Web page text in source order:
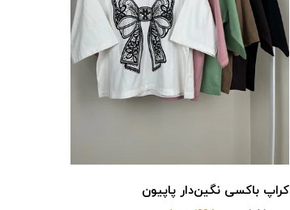
کراپ باکسی نگین‌دار پاپیون